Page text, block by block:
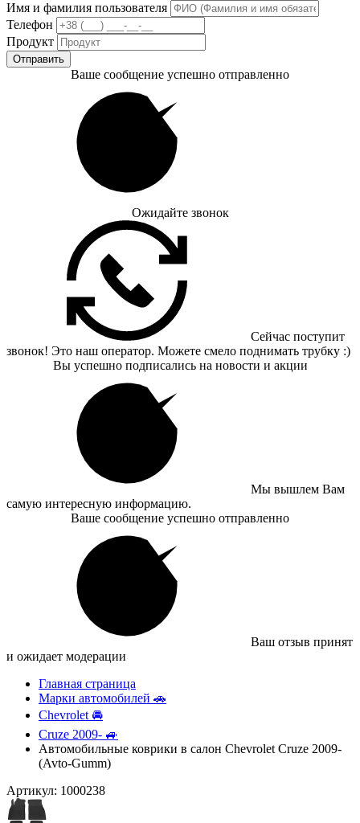
Имя и фамилия пользователя
Телефон
Продукт
Отправить
Ваше сообщение успешно отправленно
Ожидайте звонок
Сейчас поступит
звонок! Это наш оператор. Можете смело поднимать трубку :)
Вы успешно подписались на новости и акции
Мы вышлем Вам
самую интересную информацию.
Ваше сообщение успешно отправленно
Ваш отзыв принят
и ожидает модерации
Главная страница
Марки автомобилей 🚗
Chevrolet 🚘
Cruze 2009- 🚙
Автомобильные коврики в салон Chevrolet Cruze 2009-
(Avto-Gumm)
Артикул: 1000238